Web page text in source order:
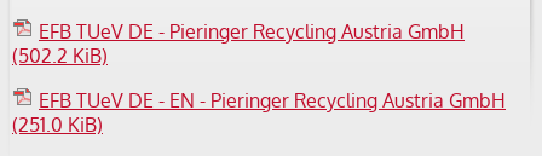
EFB TUeV DE - Pieringer Recycling Austria GmbH
(502.2 KiB)
EFB TUeV DE - EN - Pieringer Recycling Austria GmbH
(251.0 KiB)